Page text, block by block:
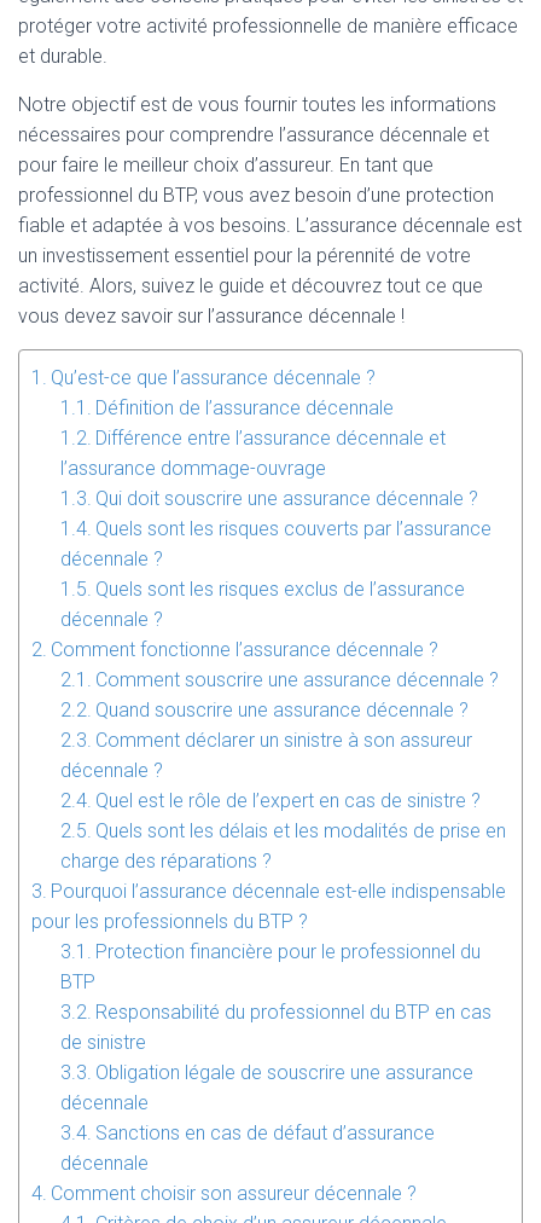
protéger votre activité professionnelle de manière efficace
et durable.
Notre objectif est de vous fournir toutes les informations
nécessaires pour comprendre l’assurance décennale et
pour faire le meilleur choix d’assureur. En tant que
professionnel du BTP, vous avez besoin d’une protection
fiable et adaptée à vos besoins. L’assurance décennale est
un investissement essentiel pour la pérennité de votre
activité. Alors, suivez le guide et découvrez tout ce que
vous devez savoir sur l’assurance décennale !
Qu’est-ce que l’assurance décennale ?
Définition de l’assurance décennale
Différence entre l’assurance décennale et
l’assurance dommage-ouvrage
Qui doit souscrire une assurance décennale ?
Quels sont les risques couverts par l’assurance
décennale ?
Quels sont les risques exclus de l’assurance
décennale ?
Comment fonctionne l’assurance décennale ?
Comment souscrire une assurance décennale ?
Quand souscrire une assurance décennale ?
Comment déclarer un sinistre à son assureur
décennale ?
Quel est le rôle de l’expert en cas de sinistre ?
Quels sont les délais et les modalités de prise en
charge des réparations ?
Pourquoi l’assurance décennale est-elle indispensable
pour les professionnels du BTP ?
Protection financière pour le professionnel du
BTP
Responsabilité du professionnel du BTP en cas
de sinistre
Obligation légale de souscrire une assurance
décennale
Sanctions en cas de défaut d’assurance
décennale
Comment choisir son assureur décennale ?